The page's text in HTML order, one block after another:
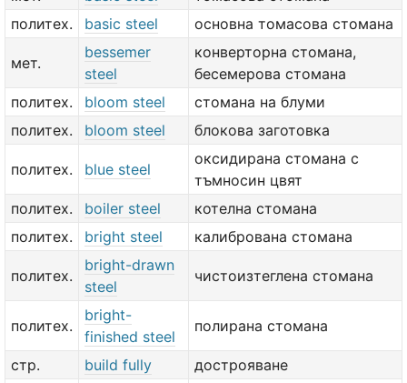
политех.
basic steel основна томасова стомана
мет.
bessemer
steel
конверторна стомана,
бесемерова стомана
политех.
bloom steel
стомана на блуми
политех.
bloom steel блокова заготовка
политех. blue steel
оксидирана стомана с
тъмносин цвят
политех.
boiler steel
котелна стомана
политех.
bright steel калибрована стомана
политех.
bright-drawn
steel
чистоизтеглена стомана
политех.
bright-
finished steel
полирана стомана
стр. build fully
дострояване